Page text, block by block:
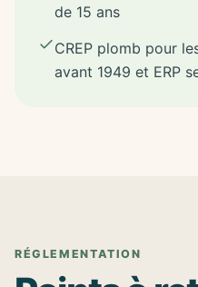
de 15 ans
CREP plomb pour
avant 1949 et ERP
RÉGLEMENTATION